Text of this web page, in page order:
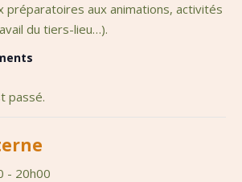
préparatoires aux animations, activités
du tiers-lieu…).
passé.
- 20h00